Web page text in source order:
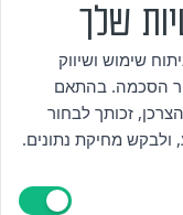
שלך
שימוש ושיווק
הסכמה. בהתאם
13) וחוק הגנת הצרכן, זכותך לבחור
ולבקש מחיקת נתונים.